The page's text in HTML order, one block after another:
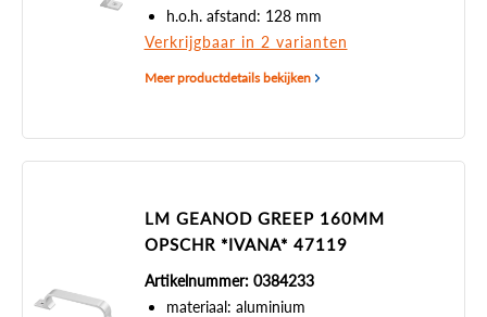
h.o.h. afstand: 128 mm
Verkrijgbaar in 2 varianten
Meer productdetails bekijken
LM GEANOD GREEP 160MM
OPSCHR *IVANA* 47119
Artikelnummer: 0384233
materiaal: aluminium